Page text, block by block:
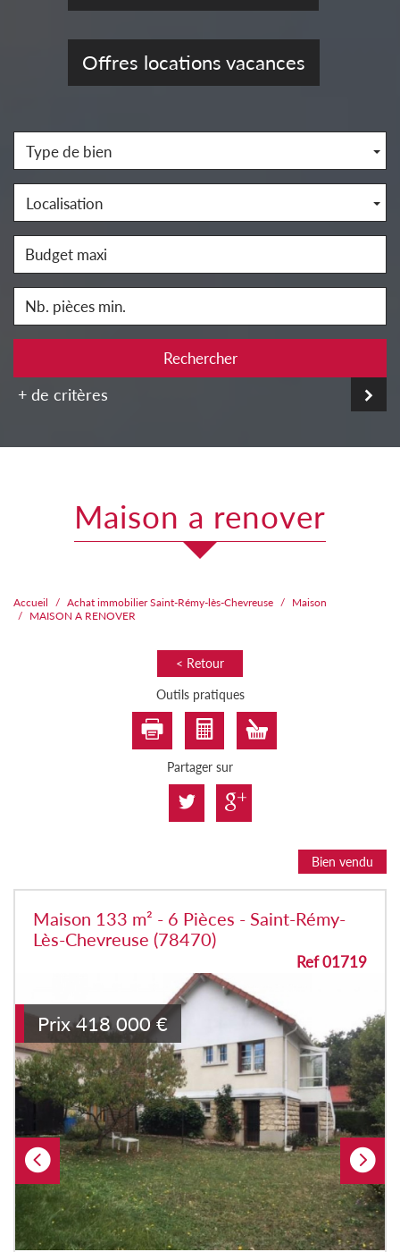
Offres locations vacances
Type de bien
Localisation
Rechercher
+ de critères
maison a renover
Accueil Achat immobilier Saint-Rémy-lès-Chevreuse
Maison
MAISON A RENOVER
< Retour
Outils pratiques
Partager sur
Bien vendu
Maison 133 m² - 6 Pièces - Saint-Rémy-
Lès-Chevreuse (78470)
Ref 01719
Prix 418 000 €